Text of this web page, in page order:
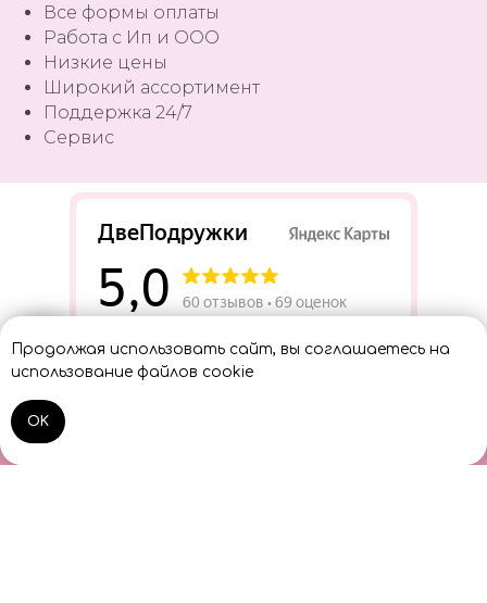
Home
Все формы оплаты
Работа с Ип и ООО
Низкие цены
Широкий ассортимент
Поддержка 24/7
Сервис
Продолжая использовать сайт, вы соглашаетесь на
использование файлов cookie
OK
Разработать сайт
Консультант